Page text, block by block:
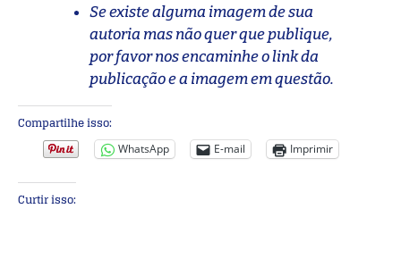
Se existe alguma imagem de sua
autoria mas não quer que publique,
por favor nos encaminhe o link da
publicação e a imagem em questão.
Compartilhe isso:
WhatsApp E-mail Imprimir
Curtir isso: